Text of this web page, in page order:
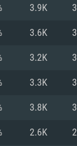
ou mais
com
1060 ou
i7 (Intel
de 6
570)
3.9K
3.6K
3.2K
3.3K
3.8K
2.6K